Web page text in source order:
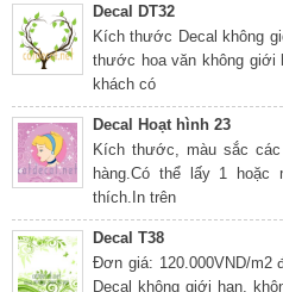
Decal DT32
Kích thước Decal không
thước hoa văn không giới
khách có
Decal Hoạt hình 23
Kích thước, màu sắc
hàng.Có thể lấy 1 hoặc
thích.In trên
Decal T38
Đơn giá: 120.000VND/m2
Decal không giới hạn,